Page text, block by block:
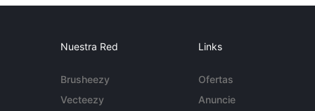
Nuestra Red
Brusheezy
Vecteezy
Links
Ofertas
Anuncie